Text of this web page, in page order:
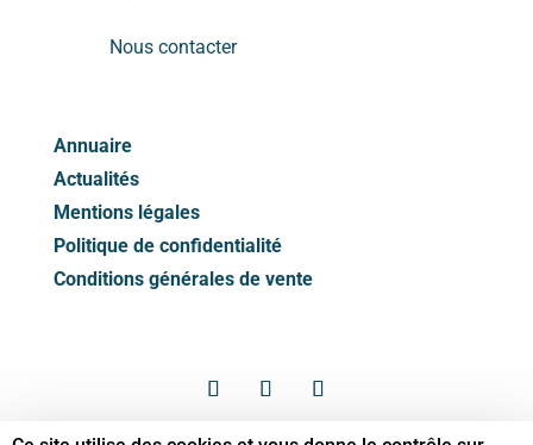
Nous contacter
Annuaire
Actualités
Mentions légales
Politique de confidentialité
Conditions générales de vente